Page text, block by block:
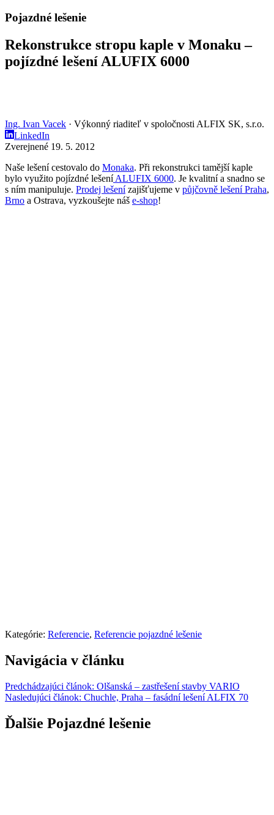
Pojazdné lešenie
Rekonstrukce stropu kaple v Monaku –
pojízdné lešení ALUFIX 6000
Ing. Ivan Vacek · Výkonný riaditeľ v spoločnosti ALFIX SK, s.r.o.
LinkedIn
Zverejnené 19. 5. 2012
Naše lešení cestovalo do Monaka. Při rekonstrukci tamější kaple
bylo využito pojízdné lešeníALUFIX 6000. Je kvalitní a snadno se
s ním manipuluje. Prodej lešenízajišťujeme v půjčovně lešení Praha,
Brno a Ostrava, vyzkoušejte náš e-shop!
Kategórie: Referencie, Referencie pojazdné lešenie
Navigácia v článku
Predchádzajúci článok: Olšanská – zastřešení stavby VARIO
Nasledujúci článok: Chuchle, Praha – fasádní lešení ALFIX 70
Ďalšie Pojazdné lešenie